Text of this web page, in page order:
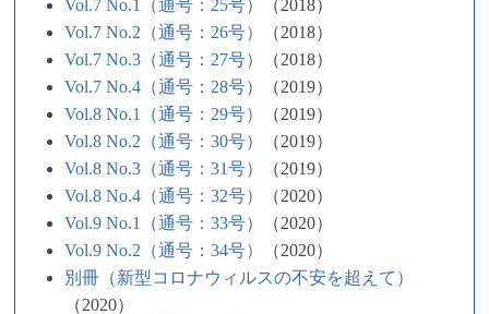
Vol.7 No.1（通号：25号）
（2018）
Vol.7 No.2（通号：26号）
（2018）
Vol.7 No.3（通号：27号）
（2018）
Vol.7 No.4（通号：28号）
（2019）
Vol.8 No.1（通号：29号）
（2019）
Vol.8 No.2（通号：30号）
（2019）
Vol.8 No.3（通号：31号）
（2019）
Vol.8 No.4（通号：32号）
（2020）
Vol.9 No.1（通号：33号）
（2020）
Vol.9 No.2（通号：34号）
（2020）
別冊（新型コロナウィルスの不安を超えて）
（2020）